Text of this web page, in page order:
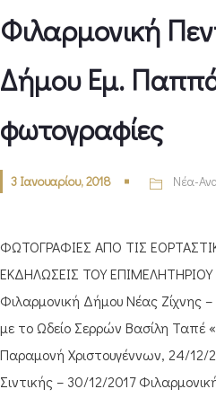
Φιλαρμονική
Δήμου Εμ. Παππά
φωτογραφίες
3 Ιανουαρίου, 2018 Νέα-
ΦΩΤΟΓΡΑΦΙΕΣ ΑΠΟ ΤΙΣ
ΕΚΔΗΛΩΣΕΙΣ ΤΟΥ ΕΠΙΜΕΛΗΤΗΡΙΟΥ
Φιλαρμονική Δήμου Νέας Ζίχνης
με το Ωδείο Σερρών Βασίλη Ταπέ
Παραμονή Χριστουγέννων, 24/12/
Σιντικής – 30/12/2017